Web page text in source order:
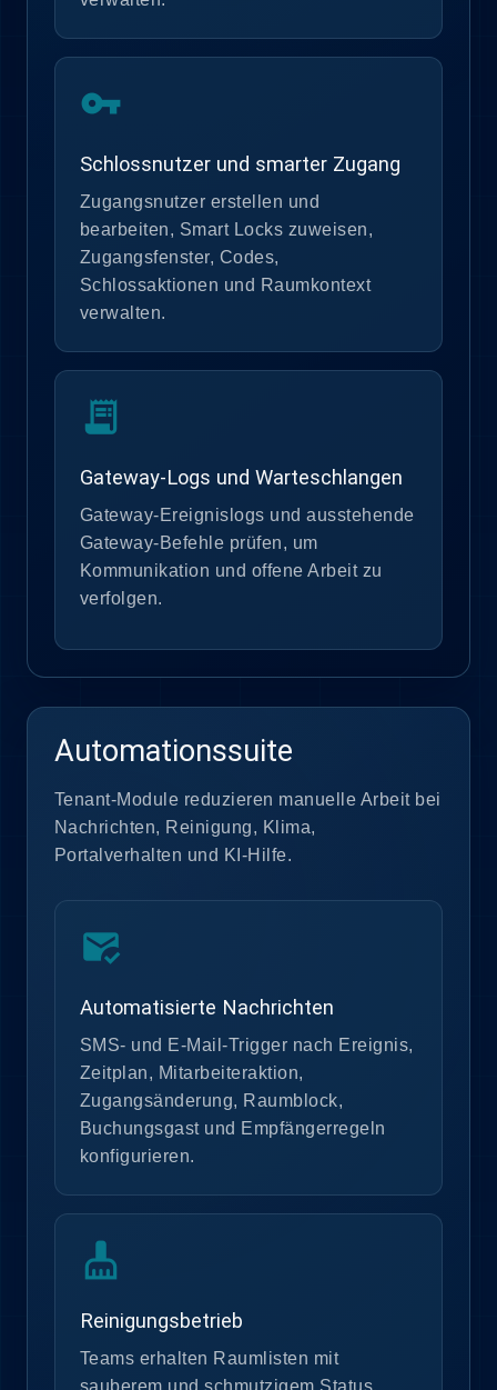
vpn_key
Schlossnutzer und smarter Zugang
Zugangsnutzer erstellen und
bearbeiten, Smart Locks zuweisen,
Zugangsfenster, Codes,
Schlossaktionen und Raumkontext
verwalten.
receipt_long
Gateway-Logs und Warteschlangen
Gateway-Ereignislogs und ausstehende
Gateway-Befehle prüfen, um
Kommunikation und offene Arbeit zu
verfolgen.
Automationssuite
Tenant-Module reduzieren manuelle Arbeit bei
Nachrichten, Reinigung, Klima,
Portalverhalten und KI-Hilfe.
mark_email_read
Automatisierte Nachrichten
SMS- und E-Mail-Trigger nach Ereignis,
Zeitplan, Mitarbeiteraktion,
Zugangsänderung, Raumblock,
Buchungsgast und Empfängerregeln
konfigurieren.
cleaning_services
Reinigungsbetrieb
Teams erhalten Raumlisten mit
sauberem und schmutzigem Status,